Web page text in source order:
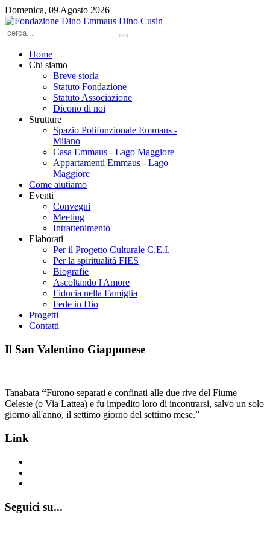
Domenica, 09 Agosto 2026
Home
Chi siamo
Breve storia
Statuto Fondazione
Statuto Associazione
Dicono di noi
Strutture
Spazio Polifunzionale Emmaus -
Milano
Casa Emmaus - Lago Maggiore
Appartamenti Emmaus - Lago
Maggiore
Come aiutiamo
Eventi
Convegni
Meeting
Intrattenimento
Elaborati
Per il Progetto Culturale C.E.I.
Per la spiritualità FIES
Biografie
Ascoltando l'Amore
Fiducia nella Famiglia
Fede in Dio
Progetti
Contatti
Il San Valentino Giapponese
Tanabata “Furono separati e confinati alle due rive del Fiume
Celeste (o Via Lattea) e fu impedito loro di incontrarsi, salvo un solo
giorno all'anno, il settimo giorno del settimo mese.”
Link
Seguici su...